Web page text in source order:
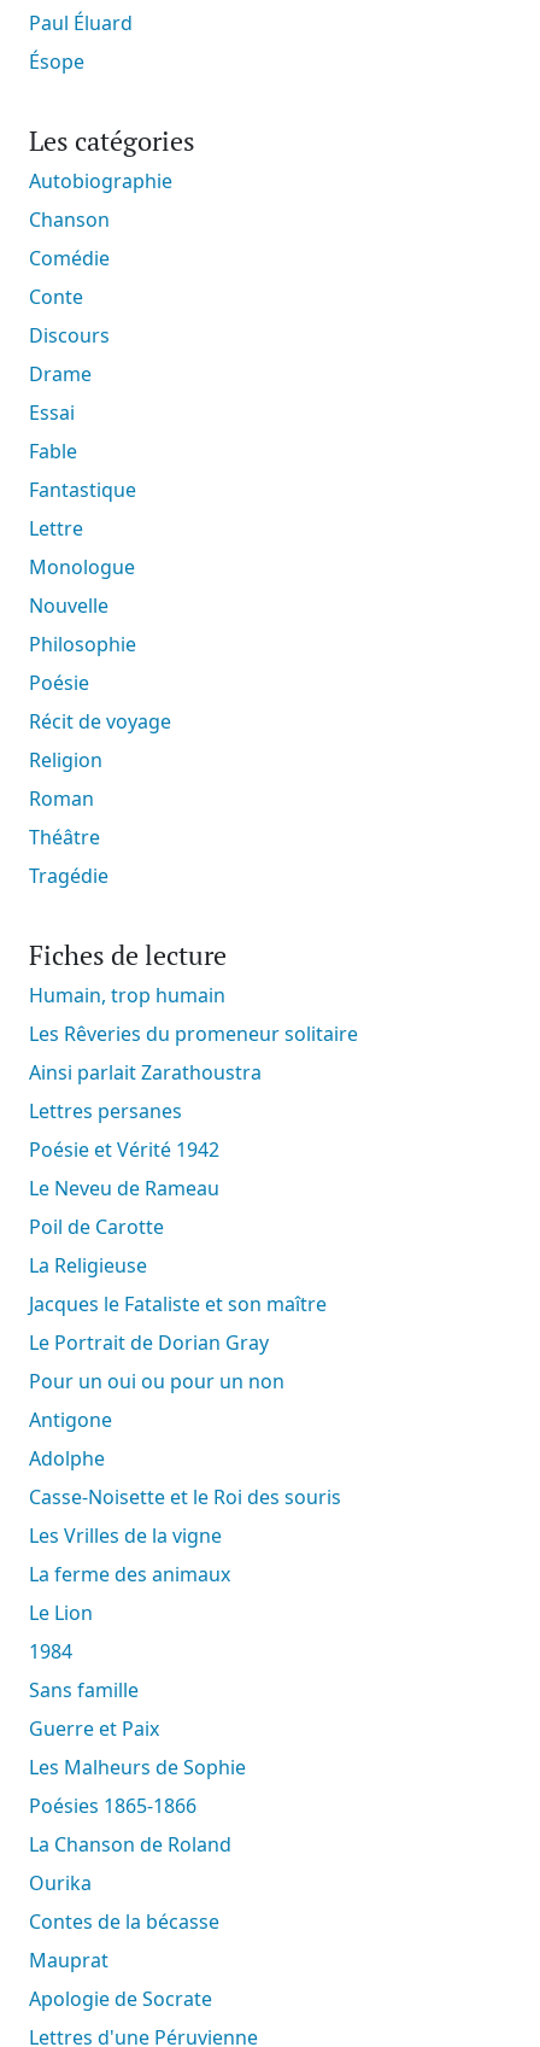
Paul Éluard
Ésope
Les catégories
Autobiographie
Chanson
Comédie
Conte
Discours
Drame
Essai
Fable
Fantastique
Lettre
Monologue
Nouvelle
Philosophie
Poésie
Récit de voyage
Religion
Roman
Théâtre
Tragédie
Fiches de lecture
Humain, trop humain
Les Rêveries du promeneur solitaire
Ainsi parlait Zarathoustra
Lettres persanes
Poésie et Vérité 1942
Le Neveu de Rameau
Poil de Carotte
La Religieuse
Jacques le Fataliste et son maître
Le Portrait de Dorian Gray
Pour un oui ou pour un non
Antigone
Adolphe
Casse-Noisette et le Roi des souris
Les Vrilles de la vigne
La ferme des animaux
Le Lion
1984
Sans famille
Guerre et Paix
Les Malheurs de Sophie
Poésies 1865-1866
La Chanson de Roland
Ourika
Contes de la bécasse
Mauprat
Apologie de Socrate
Lettres d'une Péruvienne